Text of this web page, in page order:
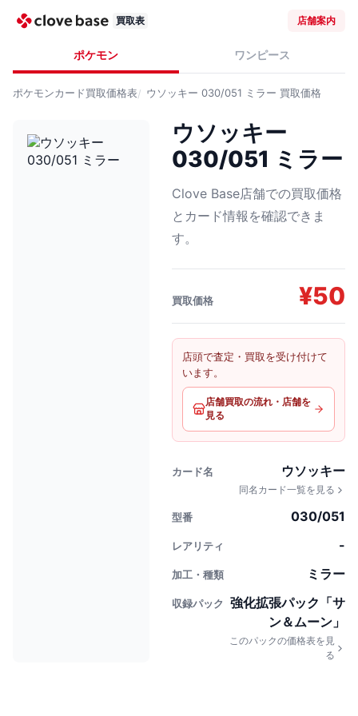
買取表 店舗案内
ポケモン ワンピース
ポケモンカード買取価格表 ウソッキー 030/051 ミラー 買取価格
ウソッキー
030/051 ミラー
Clove Base店舗での買取価格
とカード情報を確認できま
す。
買取価格 ¥50
店頭で査定・買取を受け付けて
います。
店舗買取の流れ・店舗を
見る
カード名 ウソッキー
同名カード一覧を見る
型番 030/051
レアリティ -
加工・種類 ミラー
収録パック
強化拡張パック「サ
ン＆ムーン」
このパックの価格表を見
る